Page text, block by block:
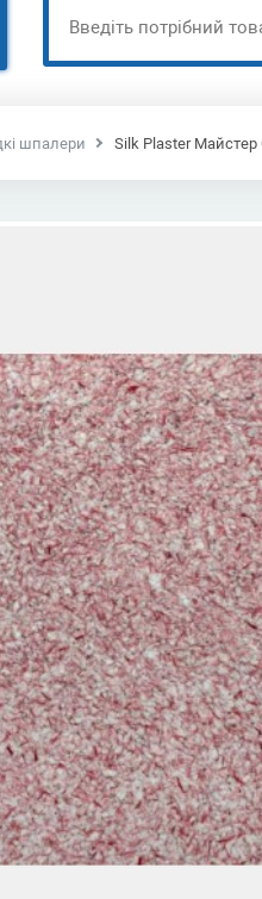
шпалери Silk Plaster Майстер